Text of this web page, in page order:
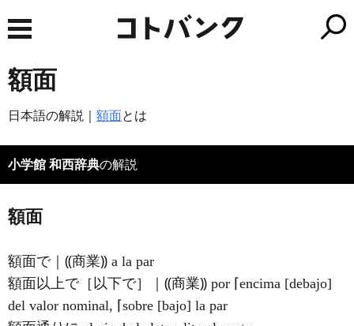
額面
日本語の解説｜ 額面とは
小学館 和西辞典の解説
額面
額面で｜⸨商業⸩ a la par
額面以上で［以下で］｜⸨商業⸩ por ⌈encima [debajo]
del valor nominal, ⌈sobre [bajo] la par